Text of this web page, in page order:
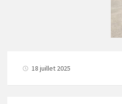
18 juillet 2025